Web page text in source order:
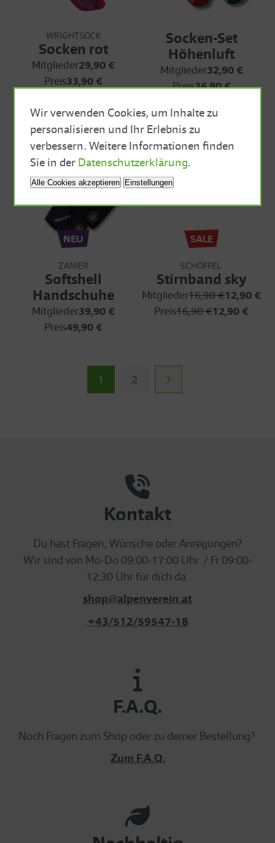
WRIGHTSOCK
Socken rot
Mitglieder29,90 €
Preis33,90 €
Socken-Set
Höhenluft
Mitglieder32,90 €
Preis36,90 €
NEU
ZANIER
Softshell
Handschuhe
Mitglieder39,90 €
Preis49,90 €
SALE
SCHÖFFEL
Stirnband sky
Mitglieder16,90 €12,90 €
Preis16,90 €12,90 €
1 2
Kontakt
Du hast Fragen, Wünsche oder Anregungen?
Wir sind von Mo-Do 09:00-17:00 Uhr / Fr 09:00-
12:30 Uhr für dich da.
shop@alpenverein.at
+43/512/59547-18
F.A.Q.
Noch Fragen zum Shop oder zu deiner Bestellung?
Zum F.A.Q.
Close Cookie Bar
Wir verwenden Cookies, um Inhalte zu
personalisieren und Ihr Erlebnis zu
verbessern. Weitere Informationen finden
Sie in der Datenschutzerklärung.
Alle Cookies akzeptieren Einstellungen